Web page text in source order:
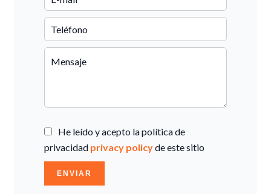
He leído y acepto la política de
privacidad privacy policyde este sitio
ENVIAR